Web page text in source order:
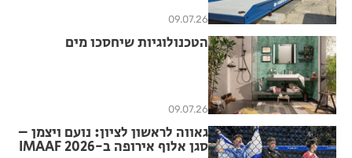
09.07.26
הטכנולוגיות שיחסכו מים
09.07.26
גאווה לראשון לציון: נועם ויצמן –
סגן אלוף אירופה ב-IMAAF 2026